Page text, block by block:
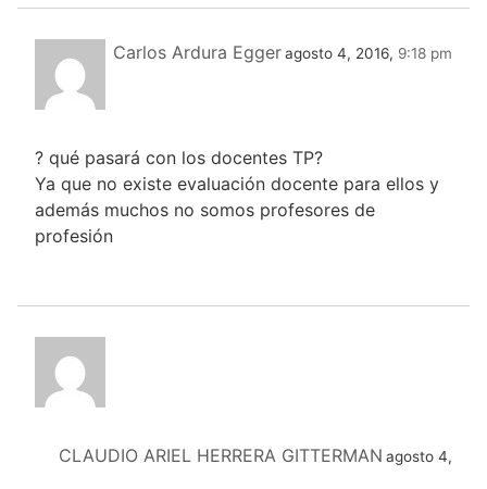
Carlos Ardura Eggeragosto 4, 2016, 9:18 pm
? qué pasará con los docentes TP?
Ya que no existe evaluación docente para ellos y
además muchos no somos profesores de
profesión
CLAUDIO ARIEL HERRERA GITTERMAN agosto 4,